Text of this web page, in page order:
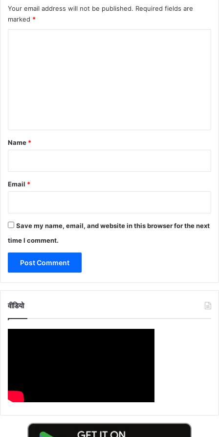
Your email address will not be published. Required fields are
marked *
*
Name *
Email *
Save my name, email, and website in this browser for the next
time I comment.
वीडियो